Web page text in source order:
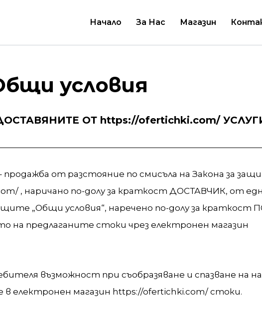
Начало За Нас Магазин
условия
ОТ https://ofertichki.com/
продажба от разстояние по смисъла на Закона за
, наричано по-долу за краткост ДОСТАВЧИК, от
„Общи условия“, наречено по-долу за краткост
на предлаганите стоки чрез електронен магазин
възможност при съобразяване и спазване на
в електронен магазин https://ofertichki.com/ стоки.